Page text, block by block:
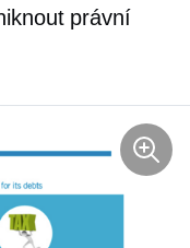
právní